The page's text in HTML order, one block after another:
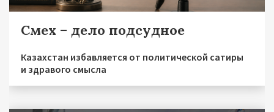
Смех – дело подсудное
Казахстан избавляется от политической сатиры
и здравого смысла